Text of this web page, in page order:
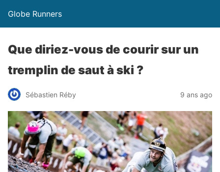
Globe Runners
Que diriez-vous de courir sur un
tremplin de saut à ski ?
Sébastien Réby 9 ans ago